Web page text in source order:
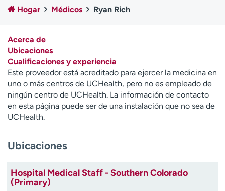
Atención a medios de
comunicación
Contáctenos Noticias e historias
A
y
ú
d
m
e
n
Hogar Médicos Ryan Rich
Acerca de
Ubicaciones
Cualificaciones y experiencia
Este proveedor está acreditado para ejercer la medicina en
uno o más centros de UCHealth, pero no es empleado de
ningún centro de UCHealth. La información de contacto
en esta página puede ser de una instalación que no sea de
UCHealth.
Ubicaciones
Hospital Medical Staff - Southern Colorado
(Primary)